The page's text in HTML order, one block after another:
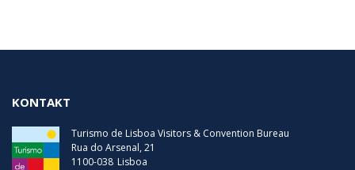
KONTAKT
Turismo de Lisboa Visitors & Convention Bureau
Rua do Arsenal, 21
1100-038 Lisboa